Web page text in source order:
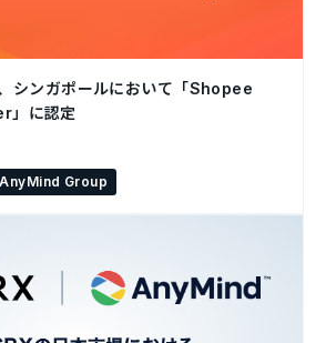
ンガポールにおいて「Shopee
に認定
AnyMind Group